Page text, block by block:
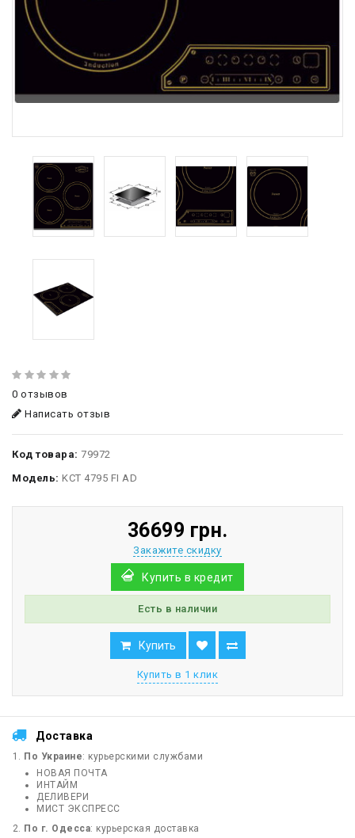
0 отзывов
Написать отзыв
Код товара: 79972
Модель: KCT 4795 FI AD
36699 грн.
Закажите скидку
Купить в кредит
Есть в наличии
Купить
Купить в 1 клик
Доставка
По Украине: курьерскими службами
НОВАЯ ПОЧТА
ИНТАЙМ
ДЕЛИВЕРИ
МИСТ ЭКСПРЕСС
По г. Одесса: курьерская доставка